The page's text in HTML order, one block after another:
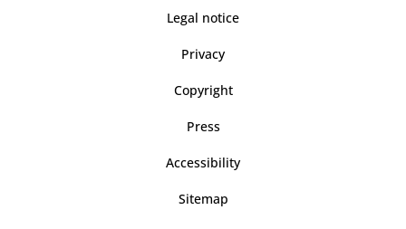
Legal notice
Privacy
Copyright
Press
Accessibility
Sitemap